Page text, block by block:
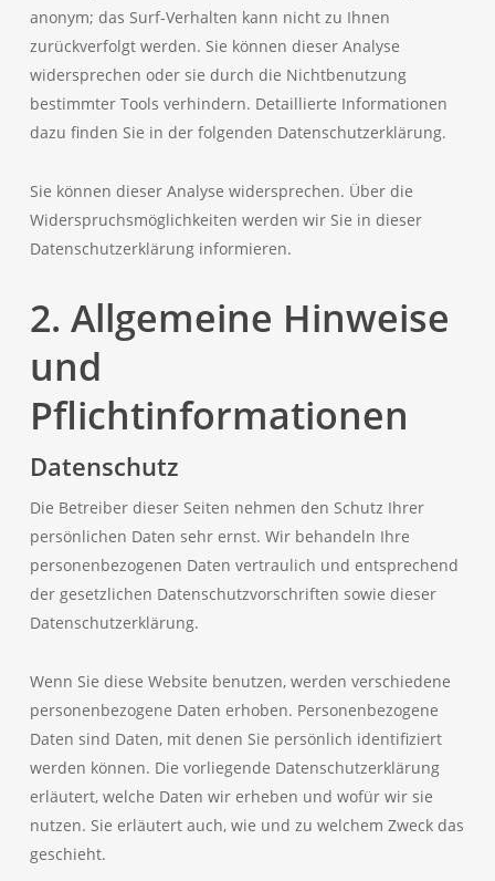
anonym; das Surf-Verhalten kann nicht zu Ihnen
zurückverfolgt werden. Sie können dieser Analyse
widersprechen oder sie durch die Nichtbenutzung
bestimmter Tools verhindern. Detaillierte Informationen
dazu finden Sie in der folgenden Datenschutzerklärung.
Sie können dieser Analyse widersprechen. Über die
Widerspruchsmöglichkeiten werden wir Sie in dieser
Datenschutzerklärung informieren.
2. Allgemeine Hinweise
und
Pflichtinformationen
Datenschutz
Die Betreiber dieser Seiten nehmen den Schutz Ihrer
persönlichen Daten sehr ernst. Wir behandeln Ihre
personenbezogenen Daten vertraulich und entsprechend
der gesetzlichen Datenschutzvorschriften sowie dieser
Datenschutzerklärung.
Wenn Sie diese Website benutzen, werden verschiedene
personenbezogene Daten erhoben. Personenbezogene
Daten sind Daten, mit denen Sie persönlich identifiziert
werden können. Die vorliegende Datenschutzerklärung
erläutert, welche Daten wir erheben und wofür wir sie
nutzen. Sie erläutert auch, wie und zu welchem Zweck das
geschieht.